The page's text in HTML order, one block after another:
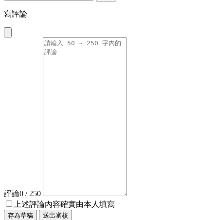
寫評論
評論0 / 250
上述評論內容確實由本人填寫
存為草稿 送出審核